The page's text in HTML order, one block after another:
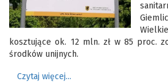
kosztujące ok. 12 mln. zł w 85 proc.
środków unijnych.
Czytaj więcej...